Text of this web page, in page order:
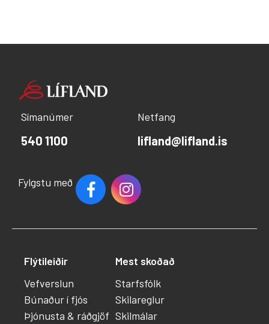
Símanúmer
540 1100
Netfang
lifland@lifland.is
Fylgstu með
Flýtileiðir
Vefverslun
Búnaður í fjós
Þjónusta & ráðgjöf
Mest skoðað
Starfsfólk
Skilareglur
Skilmálar